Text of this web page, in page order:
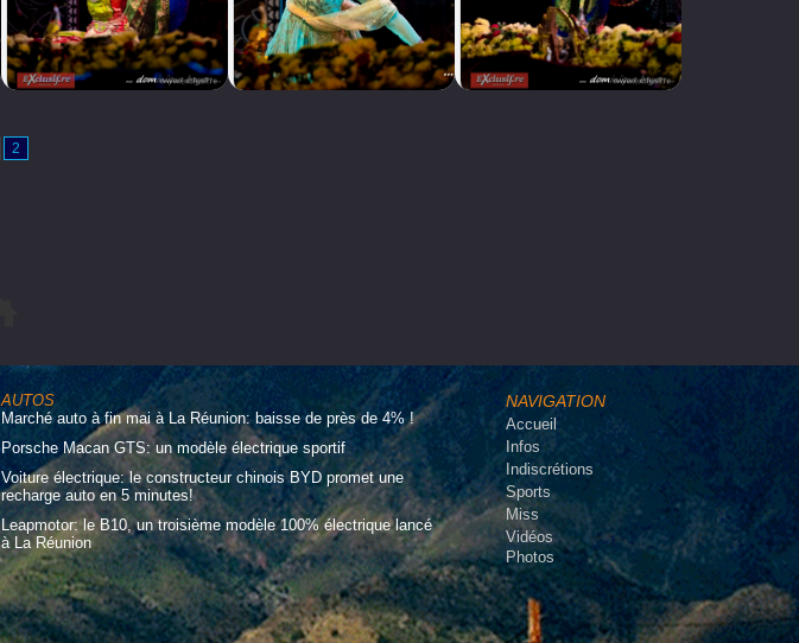
2
AUTOS
Marché auto à fin mai à La Réunion: baisse de près de 4% !
Porsche Macan GTS: un modèle électrique sportif
Voiture électrique: le constructeur chinois BYD promet une
recharge auto en 5 minutes!
Leapmotor: le B10, un troisième modèle 100% électrique lancé
à La Réunion
NAVIGATION
Accueil
Infos
Indiscrétions
Sports
Miss
Vidéos
Photos